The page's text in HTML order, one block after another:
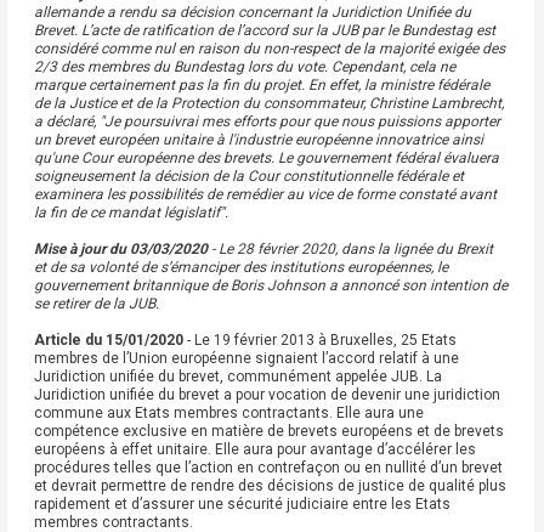
allemande a rendu sa décision concernant la Juridiction Unifiée du
Brevet. L’acte de ratification de l’accord sur la JUB par le Bundestag est
considéré comme nul en raison du non-respect de la majorité exigée des
2/3 des membres du Bundestag lors du vote. Cependant, cela ne
marque certainement pas la fin du projet. En effet, la ministre fédérale
de la Justice et de la Protection du consommateur, Christine Lambrecht,
a déclaré, "Je poursuivrai mes efforts pour que nous puissions apporter
un brevet européen unitaire à l'industrie européenne innovatrice ainsi
qu'une Cour européenne des brevets. Le gouvernement fédéral évaluera
soigneusement la décision de la Cour constitutionnelle fédérale et
examinera les possibilités de remédier au vice de forme constaté avant
la fin de ce mandat législatif".
Mise à jour du 03/03/2020- Le 28 février 2020, dans la lignée du Brexit
et de sa volonté de s’émanciper des institutions européennes, le
gouvernement britannique de Boris Johnson a annoncé son intention de
se retirer de la JUB.
Article du 15/01/2020- Le 19 février 2013 à Bruxelles, 25 Etats
membres de l’Union européenne signaient l’accord relatif à une
Juridiction unifiée du brevet, communément appelée JUB. La
Juridiction unifiée du brevet a pour vocation de devenir une juridiction
commune aux Etats membres contractants. Elle aura une
compétence exclusive en matière de brevets européens et de brevets
européens à effet unitaire. Elle aura pour avantage d’accélérer les
procédures telles que l’action en contrefaçon ou en nullité d’un brevet
et devrait permettre de rendre des décisions de justice de qualité plus
rapidement et d’assurer une sécurité judiciaire entre les Etats
membres contractants.